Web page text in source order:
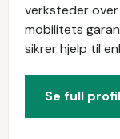
verksteder
mobilitets
sikrer hjelp til
Se full